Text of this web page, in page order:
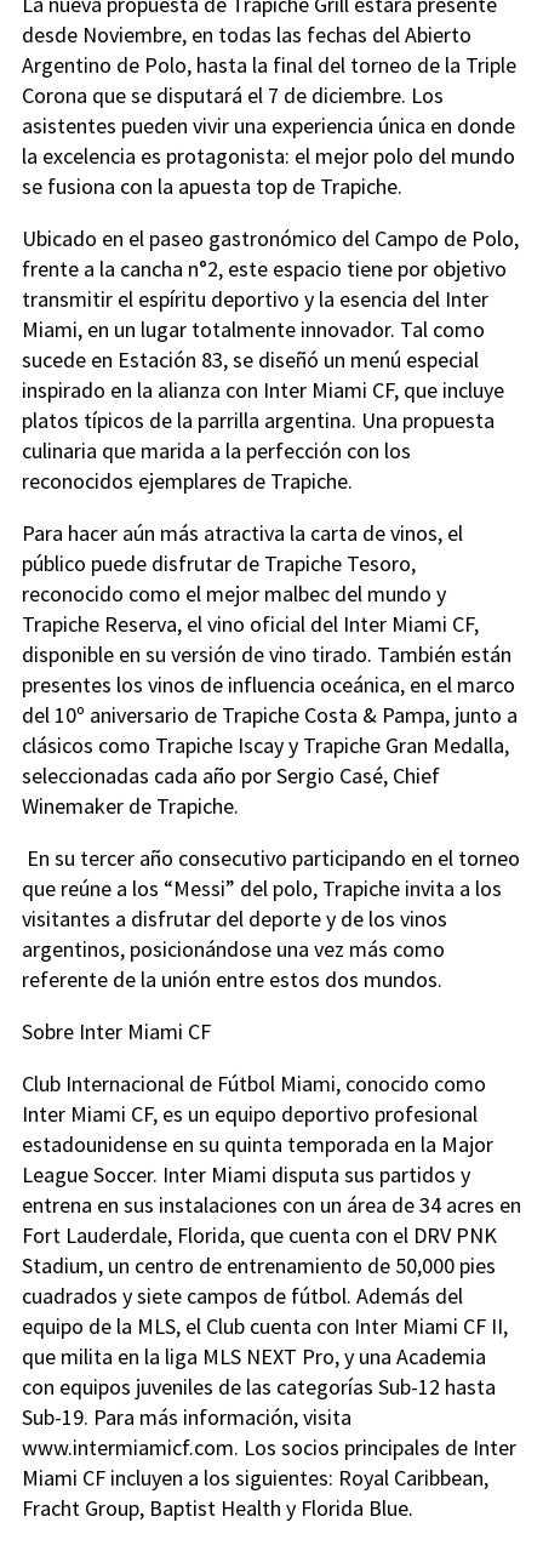
desde Noviembre, en todas las fechas del Abierto
Argentino de Polo, hasta la final del torneo de la Triple
Corona que se disputará el 7 de diciembre. Los
asistentes pueden vivir una experiencia única en donde
la excelencia es protagonista: el mejor polo del mundo
se fusiona con la apuesta top de Trapiche.
Ubicado en el paseo gastronómico del Campo de Polo,
frente a la cancha n°2, este espacio tiene por objetivo
transmitir el espíritu deportivo y la esencia del Inter
Miami, en un lugar totalmente innovador. Tal como
sucede en Estación 83, se diseñó un menú especial
inspirado en la alianza con Inter Miami CF, que incluye
platos típicos de la parrilla argentina. Una propuesta
culinaria que marida a la perfección con los
reconocidos ejemplares de Trapiche.
Para hacer aún más atractiva la carta de vinos, el
público puede disfrutar de Trapiche Tesoro,
reconocido como el mejor malbec del mundo y
Trapiche Reserva, el vino oficial del Inter Miami CF,
disponible en su versión de vino tirado. También están
presentes los vinos de influencia oceánica, en el marco
del 10º aniversario de Trapiche Costa & Pampa, junto a
clásicos como Trapiche Iscay y Trapiche Gran Medalla,
seleccionadas cada año por Sergio Casé, Chief
Winemaker de Trapiche.
En su tercer año consecutivo participando en el torneo
que reúne a los “Messi” del polo, Trapiche invita a los
visitantes a disfrutar del deporte y de los vinos
argentinos, posicionándose una vez más como
referente de la unión entre estos dos mundos.
Sobre Inter Miami CF
Club Internacional de Fútbol Miami, conocido como
Inter Miami CF, es un equipo deportivo profesional
estadounidense en su quinta temporada en la Major
League Soccer. Inter Miami disputa sus partidos y
entrena en sus instalaciones con un área de 34 acres en
Fort Lauderdale, Florida, que cuenta con el DRV PNK
Stadium, un centro de entrenamiento de 50,000 pies
cuadrados y siete campos de fútbol. Además del
equipo de la MLS, el Club cuenta con Inter Miami CF II,
que milita en la liga MLS NEXT Pro, y una Academia
con equipos juveniles de las categorías Sub-12 hasta
Sub-19. Para más información, visita
www.intermiamicf.com. Los socios principales de Inter
Miami CF incluyen a los siguientes: Royal Caribbean,
Fracht Group, Baptist Health y Florida Blue.